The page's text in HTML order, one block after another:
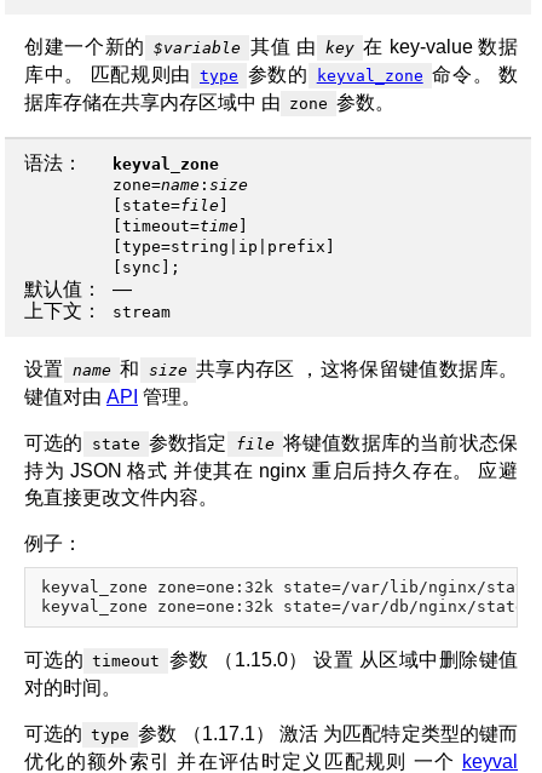
创建一个新的 $variable 其值 由 key 在 key-value 数据
库中。 匹配规则由 type 参数的 keyval_zone 命令。 数
据库存储在共享内存区域中 由 zone 参数。
语法：
keyval_zone
zone=name : size
state=file
timeout=time
type=string ip prefix
sync ];
默认值：
—
上下文：
stream
设置 name 和 size 共享内存区 ，这将保留键值数据库。
键值对由 API 管理。
可选的 state 参数指定 file 将键值数据库的当前状态保
持为 JSON 格式 并使其在 nginx 重启后持久存在。 应避
免直接更改文件内容。
例子：
keyval_zone zone=one:32k state=/var/lib/nginx/
可选的 timeout 参数 （1.15.0） 设置 从区域中删除键值
对的时间。
可选的 type 参数 （1.17.1） 激活 为匹配特定类型的键而
优化的额外索引 并在评估时定义匹配规则 一个 keyval